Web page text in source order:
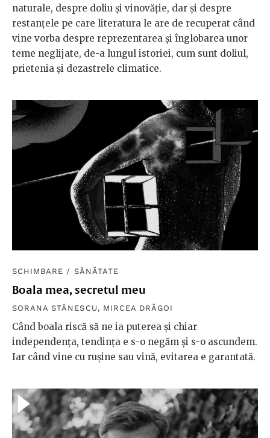
naturale, despre doliu și vinovăție, dar și despre
restanțele pe care literatura le are de recuperat când
vine vorba despre reprezentarea și înglobarea unor
teme neglijate, de-a lungul istoriei, cum sunt doliul,
prietenia și dezastrele climatice.
SCHIMBARE / SĂNĂTATE
Boala mea, secretul meu
SORANA STĂNESCU , MIRCEA DRĂGOI
Când boala riscă să ne ia puterea și chiar
independența, tendința e s-o negăm și s-o ascundem.
Iar când vine cu rușine sau vină, evitarea e garantată.